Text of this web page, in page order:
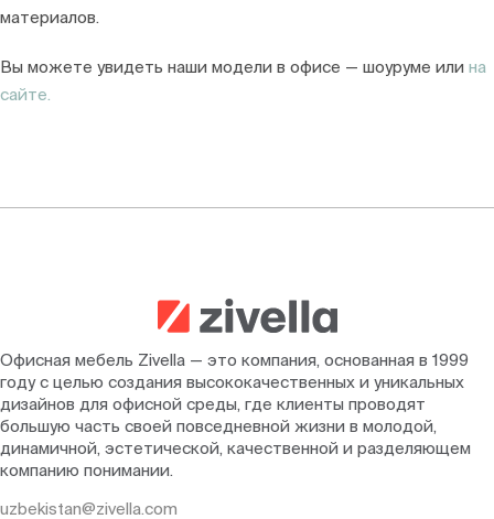
материалов.
Вы можете увидеть наши модели в офисе — шоуруме или на
сайте.
Офисная мебель Zivella — это компания, основанная в 1999
году с целью создания высококачественных и уникальных
дизайнов для офисной среды, где клиенты проводят
большую часть своей повседневной жизни в молодой,
динамичной, эстетической, качественной и разделяющем
компанию понимании.
uzbekistan@zivella.com